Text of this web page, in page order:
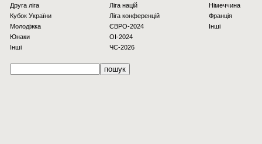
Друга ліга
Кубок України
Молодіжка
Юнаки
Інші
Ліга націй
Ліга конференцій
ЄВРО-2024
OI-2024
ЧС-2026
Німеччина
Франція
Інші